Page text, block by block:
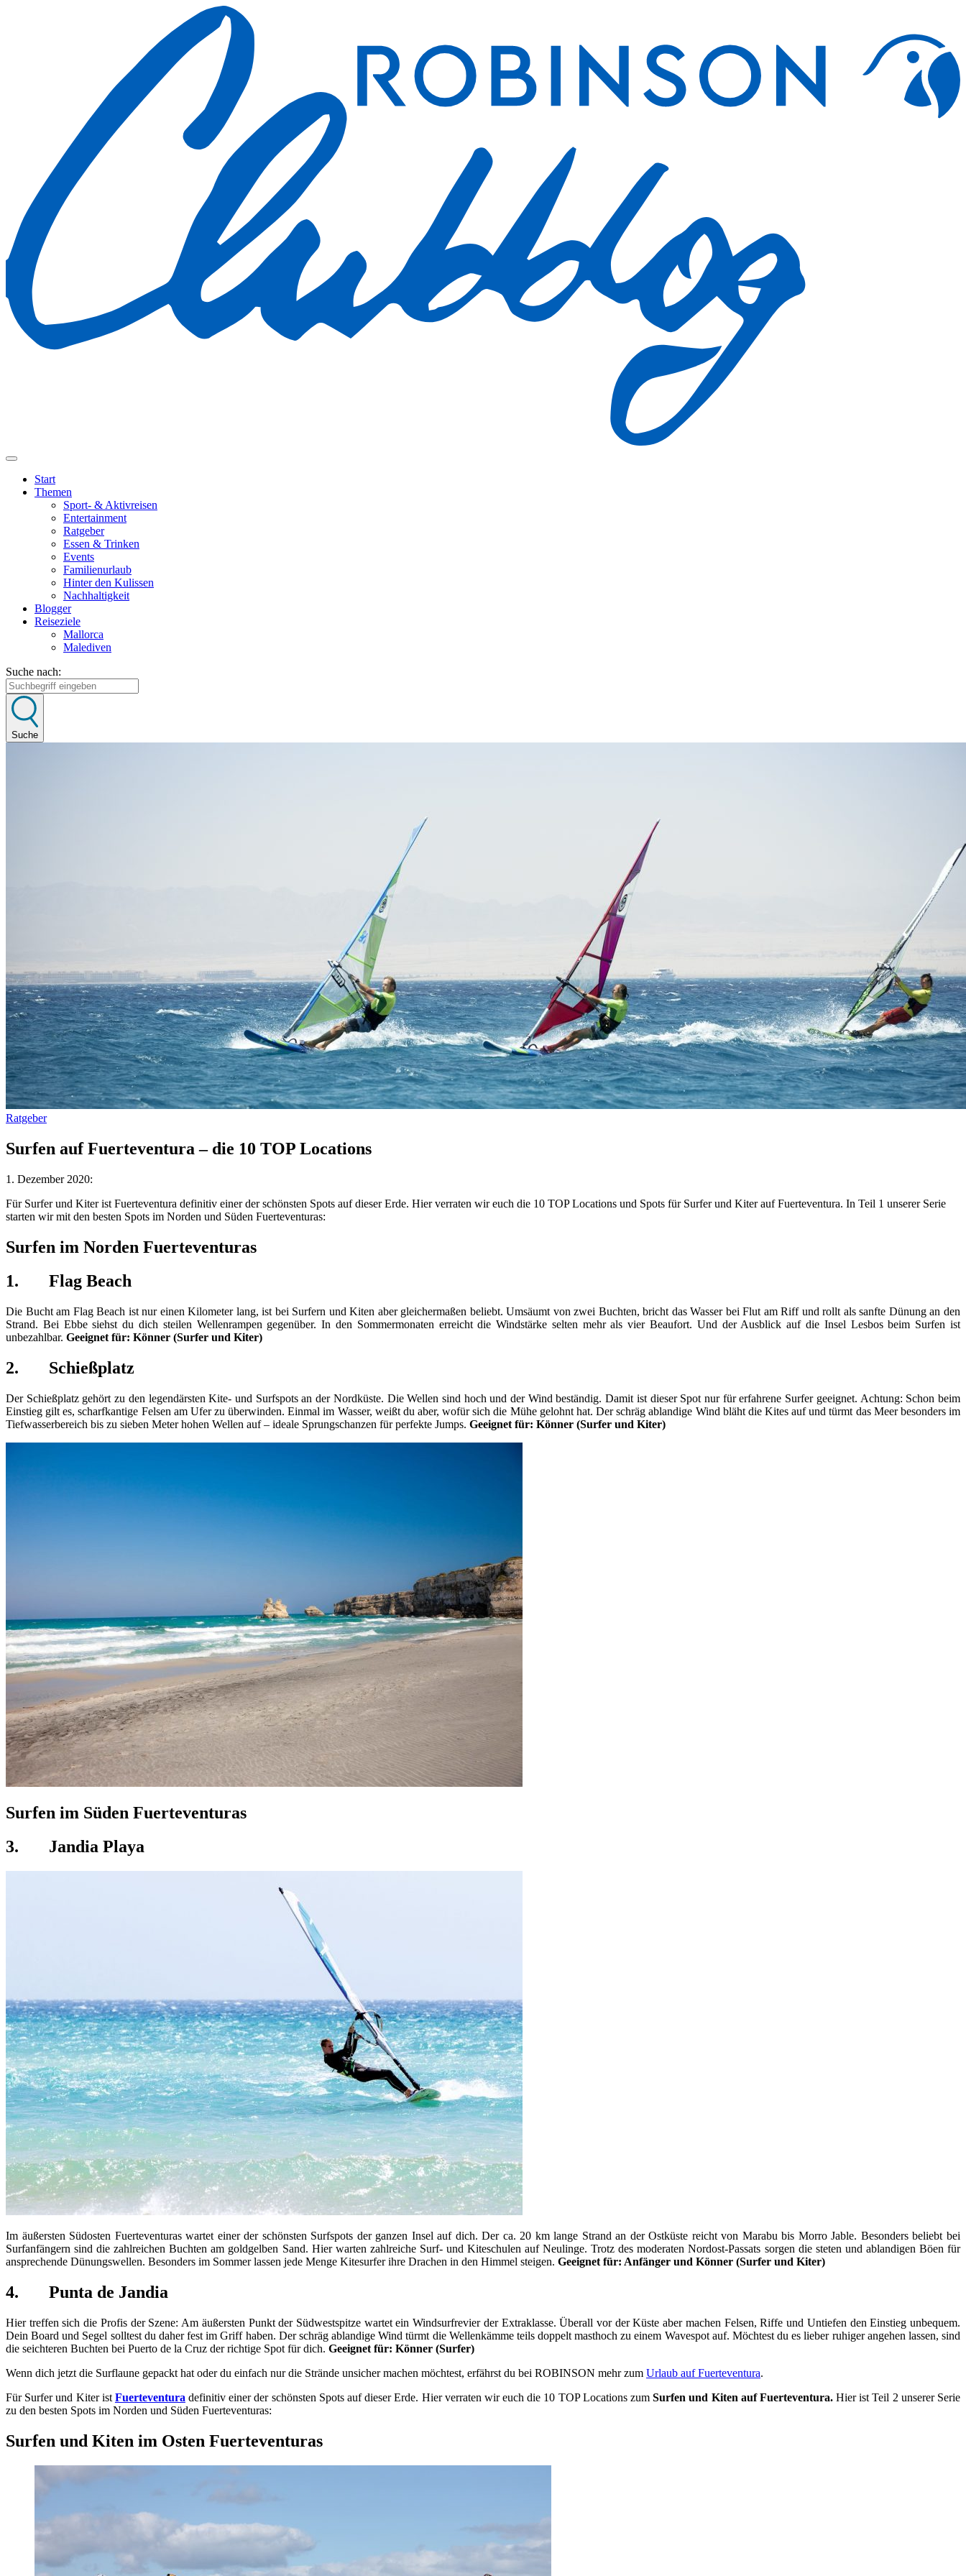
Start
Themen
Sport- & Aktivreisen
Entertainment
Ratgeber
Essen & Trinken
Events
Familienurlaub
Hinter den Kulissen
Nachhaltigkeit
Blogger
Reiseziele
Mallorca
Malediven
Suche nach:
Suche
Ratgeber
Surfen auf Fuerteventura – die 10 TOP Locations
1. Dezember 2020:
Für Surfer und Kiter ist Fuerteventura definitiv einer der schönsten Spots auf dieser Erde. Hier verraten wir euch die 10 TOP Locations und Spots für Surfer und Kiter auf Fuerteventura. In Teil 1 unserer Serie
starten wir mit den besten Spots im Norden und Süden Fuerteventuras:
Surfen im Norden Fuerteventuras
1. Flag Beach
Die Bucht am Flag Beach ist nur einen Kilometer lang, ist bei Surfern und Kiten aber gleichermaßen beliebt. Umsäumt von zwei Buchten, bricht das Wasser bei Flut am Riff und rollt als sanfte Dünung an den
Strand. Bei Ebbe siehst du dich steilen Wellenrampen gegenüber. In den Sommermonaten erreicht die Windstärke selten mehr als vier Beaufort. Und der Ausblick auf die Insel Lesbos beim Surfen ist
unbezahlbar. Geeignet für: Könner (Surfer und Kiter)
2. Schießplatz
Der Schießplatz gehört zu den legendärsten Kite- und Surfspots an der Nordküste. Die Wellen sind hoch und der Wind beständig. Damit ist dieser Spot nur für erfahrene Surfer geeignet. Achtung: Schon beim
Einstieg gilt es, scharfkantige Felsen am Ufer zu überwinden. Einmal im Wasser, weißt du aber, wofür sich die Mühe gelohnt hat. Der schräg ablandige Wind bläht die Kites auf und türmt das Meer besonders im
Tiefwasserbereich bis zu sieben Meter hohen Wellen auf – ideale Sprungschanzen für perfekte Jumps. Geeignet für: Könner (Surfer und Kiter)
Surfen im Süden Fuerteventuras
3. Jandia Playa
Im äußersten Südosten Fuerteventuras wartet einer der schönsten Surfspots der ganzen Insel auf dich. Der ca. 20 km lange Strand an der Ostküste reicht von Marabu bis Morro Jable. Besonders beliebt bei
Surfanfängern sind die zahlreichen Buchten am goldgelben Sand. Hier warten zahlreiche Surf- und Kiteschulen auf Neulinge. Trotz des moderaten Nordost-Passats sorgen die steten und ablandigen Böen für
ansprechende Dünungswellen. Besonders im Sommer lassen jede Menge Kitesurfer ihre Drachen in den Himmel steigen. Geeignet für: Anfänger und Könner (Surfer und Kiter)
4. Punta de Jandia
Hier treffen sich die Profis der Szene: Am äußersten Punkt der Südwestspitze wartet ein Windsurfrevier der Extraklasse. Überall vor der Küste aber machen Felsen, Riffe und Untiefen den Einstieg unbequem.
Dein Board und Segel solltest du daher fest im Griff haben. Der schräg ablandige Wind türmt die Wellenkämme teils doppelt masthoch zu einem Wavespot auf. Möchtest du es lieber ruhiger angehen lassen, sind
die seichteren Buchten bei Puerto de la Cruz der richtige Spot für dich. Geeignet für: Könner (Surfer)
Wenn dich jetzt die Surflaune gepackt hat oder du einfach nur die Strände unsicher machen möchtest, erfährst du bei ROBINSON mehr zum Urlaub auf Fuerteventura.
Für Surfer und Kiter ist Fuerteventura definitiv einer der schönsten Spots auf dieser Erde. Hier verraten wir euch die 10 TOP Locations zumSurfen und Kiten auf Fuerteventura.Hier ist Teil 2 unserer Serie
zu den besten Spots im Norden und Süden Fuerteventuras:
Surfen und Kiten im Osten Fuerteventuras